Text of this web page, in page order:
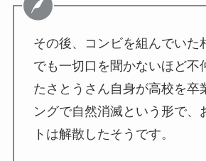
その後、コンビを組んでいた
でも一切口を聞かないほど不
たさとうさん自身が高校を卒
ングで自然消滅という形で、
トは解散したそうです。